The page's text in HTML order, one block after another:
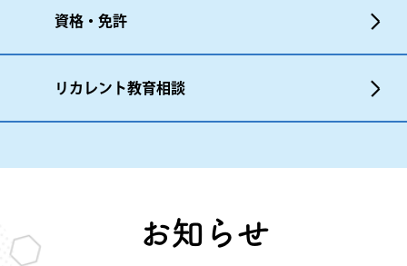
資格・免許
リカレント教育相談
お知らせ